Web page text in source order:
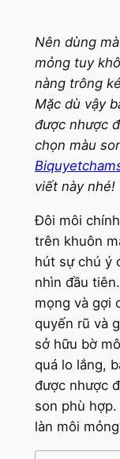
Nên dùng
mỏng tuy
nàng trông
Mặc dù vậy
được nhược
chọn màu
viết này nhé!
Đôi môi
trên khuôn
hút sự chú ý
nhìn đầu
mọng và gợi
quyến rũ và
sở hữu bờ
quá lo lắng,
được nhược
son phù
làn môi